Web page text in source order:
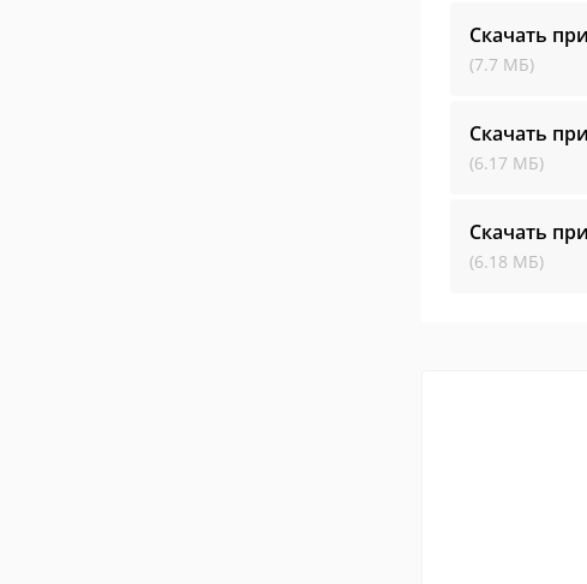
Скачать
(7.7 МБ)
Скачать
(6.17 МБ)
Скачать
(6.18 МБ)